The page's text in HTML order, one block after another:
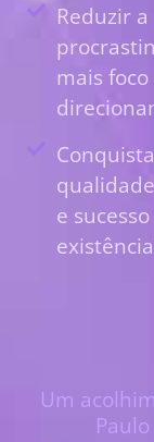
Reduzir a
mais foco
e
Um